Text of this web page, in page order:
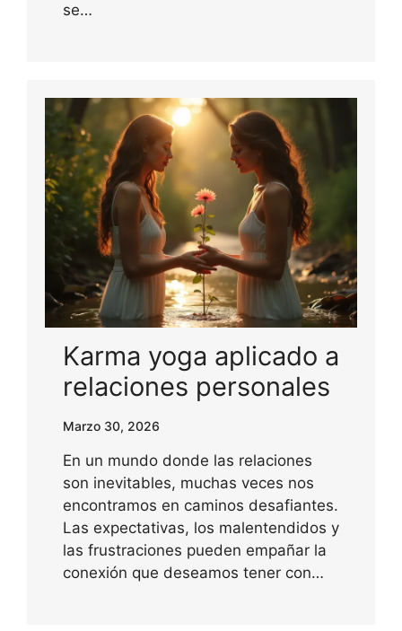
se…
Karma yoga aplicado a
relaciones personales
Marzo 30, 2026
En un mundo donde las relaciones
son inevitables, muchas veces nos
encontramos en caminos desafiantes.
Las expectativas, los malentendidos y
las frustraciones pueden empañar la
conexión que deseamos tener con…